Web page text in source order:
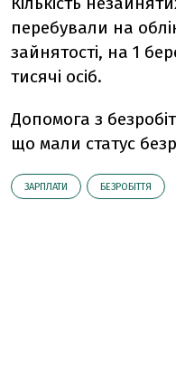
перебували на
зайнятості, на 1
тисячі осіб.
Допомога з
що мали статус
ЗАРПЛАТИ БЕЗРОБІТТЯ